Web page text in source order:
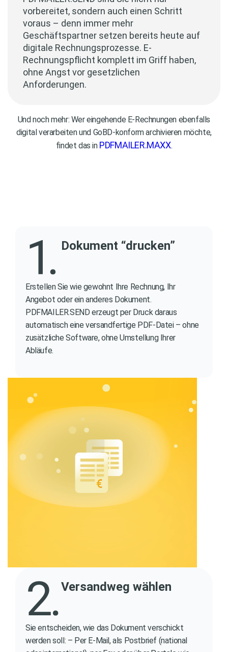
vorbereitet, sondern auch einen Schritt
voraus – denn immer mehr
Geschäftspartner setzen bereits heute auf
digitale Rechnungsprozesse. E-
Rechnungspflicht komplett im Griff haben,
ohne Angst vor gesetzlichen
Anforderungen.
Und noch mehr: Wer eingehende E-Rechnungen ebenfalls
digital verarbeiten und GoBD-konform archivieren möchte,
findet das in PDFMAILER.MAXX.
Dokument “drucken”
Erstellen Sie wie gewohnt Ihre Rechnung, Ihr
Angebot oder ein anderes Dokument.
PDFMAILER.SEND erzeugt per Druck daraus
automatisch eine versandfertige PDF-Datei – ohne
zusätzliche Software, ohne Umstellung Ihrer
Abläufe.
Versandweg wählen
Sie entscheiden, wie das Dokument verschickt
werden soll: – Per E-Mail, als Postbrief (national